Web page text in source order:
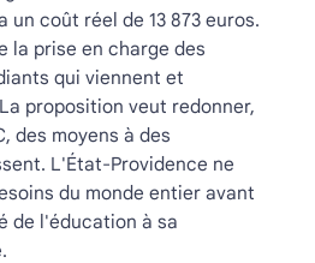
un coût réel de 13 873 euros.
la prise en charge des
qui viennent et
proposition veut redonner,
des moyens à des
L'État-Providence ne
du monde entier avant
de l'éducation à sa